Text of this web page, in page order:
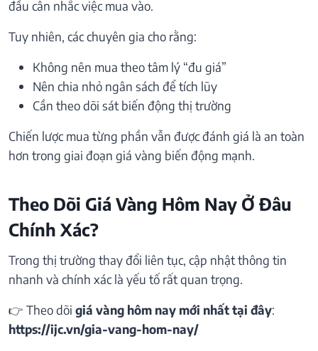
đầu cân nhắc việc mua vào.
Tuy nhiên, các chuyên gia cho rằng:
Không nên mua theo tâm lý “đu giá”
Nên chia nhỏ ngân sách để tích lũy
Cần theo dõi sát biến động thị trường
Chiến lược mua từng phần vẫn được đánh giá là an toàn
hơn trong giai đoạn giá vàng biến động mạnh.
Theo Dõi Giá Vàng Hôm Nay Ở Đâu
Chính Xác?
Trong thị trường thay đổi liên tục, cập nhật thông tin
nhanh và chính xác là yếu tố rất quan trọng.
👉 Theo dõi giá vàng hôm nay mới nhất tại đây:
https://ijc.vn/gia-vang-hom-nay/